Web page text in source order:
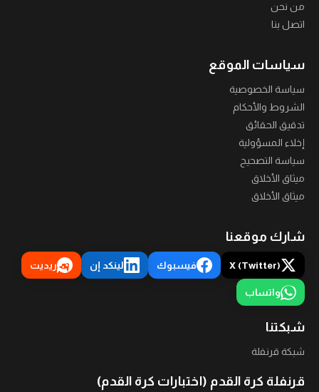
من نحن
اتصل بنا
سياسات الموقع
سياسة الخصوصية
الشروط والأحكام
تدقيق الحقائق
إخلاء المسؤولية
سياسة التصحيح
ميثاق الأخلاق
ميثاق الأخلاق
شارك موقعنا
X (Twitter) فيسبوك لينكد إن ريديت
واتساب
شبكتنا
شبكة قرنفلة
قرنفلة كرة القدم (اختبارات كرة القدم)